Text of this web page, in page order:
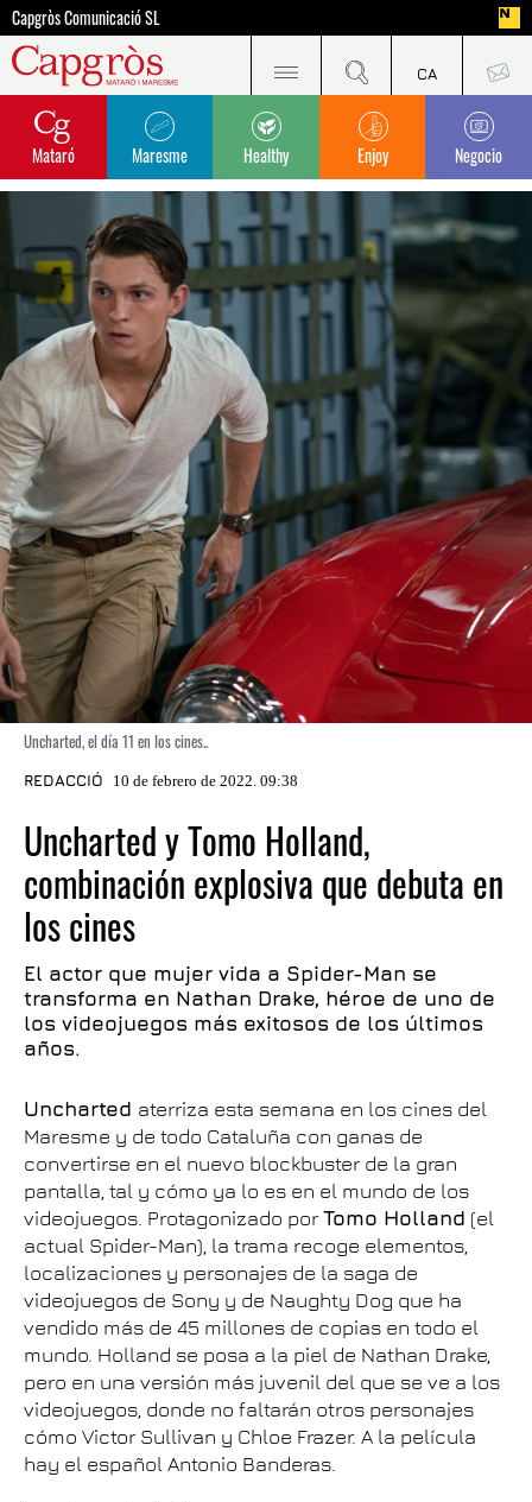
Capgròs Comunicació SL
Mataró Maresme Healthy Enjoy Negocio
Uncharted, el día 11 en los cines..
REDACCIÓ 10 de febrero de 2022. 09:38
Uncharted y Tomo Holland,
combinación explosiva que debuta en
los cines
El actor que mujer vida a Spider-Man se
transforma en Nathan Drake, héroe de uno de
los videojuegos más exitosos de los últimos
años.
Uncharted aterriza esta semana en los cines del
Maresme y de todo Cataluña con ganas de
convertirse en el nuevo blockbuster de la gran
pantalla, tal y cómo ya lo es en el mundo de los
videojuegos. Protagonizado por Tomo Holland (el
actual Spider-Man), la trama recoge elementos,
localizaciones y personajes de la saga de
videojuegos de Sony y de Naughty Dog que ha
vendido más de 45 millones de copias en todo el
mundo. Holland se posa a la piel de Nathan Drake,
pero en una versión más juvenil del que se ve a los
videojuegos, donde no faltarán otros personajes
cómo Victor Sullivan y Chloe Frazer. A la película
hay el español Antonio Banderas.